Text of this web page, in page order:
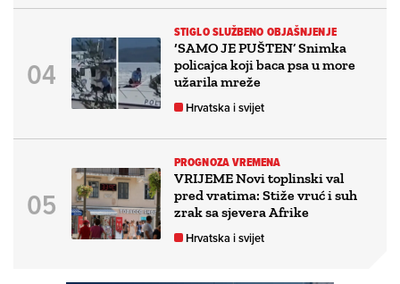
STIGLO SLUŽBENO OBJAŠNJENJE
‘SAMO JE PUŠTEN’ Snimka
policajca koji baca psa u more
užarila mreže
Hrvatska i svijet
PROGNOZA VREMENA
VRIJEME Novi toplinski val
pred vratima: Stiže vruć i suh
zrak sa sjevera Afrike
Hrvatska i svijet